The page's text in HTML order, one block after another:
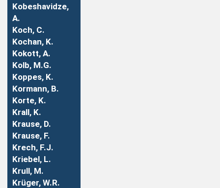
Kobeshavidze,
A.
Koch, C.
Kochan, K.
Kokott, A.
Kolb, M.G.
Koppes, K.
Kormann, B.
Korte, K.
Krall, K.
Krause, D.
Krause, F.
Krech, F.J.
Kriebel, L.
Krull, M.
Krüger, W.R.